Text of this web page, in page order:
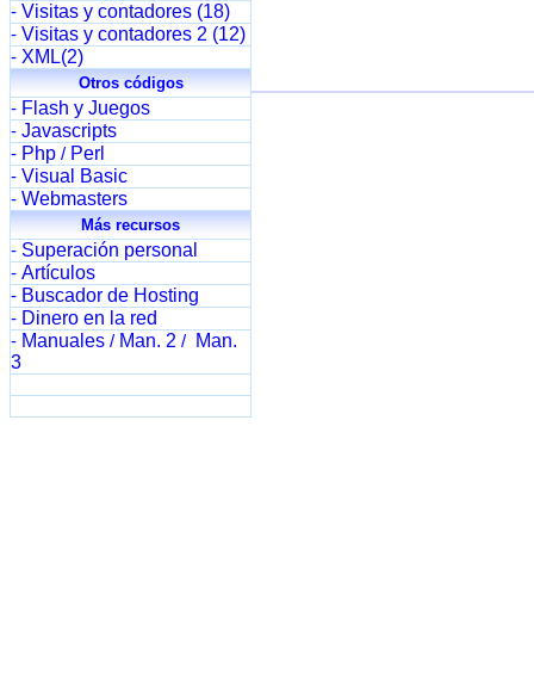
- Visitas y contadores (18)
- Visitas y contadores 2 (12)
- XML(2)
Otros códigos
- Flash y Juegos
- Javascripts
- Php / Perl
- Visual Basic
- Webmasters
Más recursos
- Superación personal
- Artículos
- Buscador de Hosting
- Dinero en la red
- Manuales / Man. 2 /
Man.
3